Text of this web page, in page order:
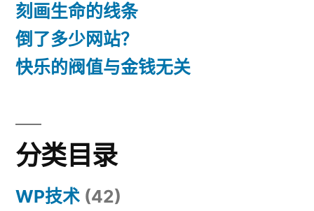
刻画生命的线条
倒了多少网站？
快乐的阀值与金钱无关
分类目录
WP技术 (42)